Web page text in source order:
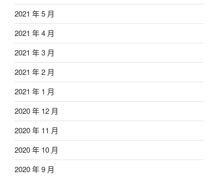
2021 年 5 月
2021 年 4 月
2021 年 3 月
2021 年 2 月
2021 年 1 月
2020 年 12 月
2020 年 11 月
2020 年 10 月
2020 年 9 月